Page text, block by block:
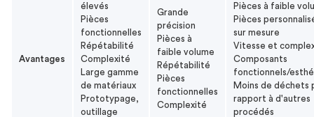
Avantages
élevés
Pièces
fonctionnelles
Répétabilité
Complexité
Large gamme
de matériaux
Prototypage,
outillage
Grande
précision
Pièces à
faible volume
Répétabilité
Pièces
fonctionnelles
Complexité
Pièces à faible
Pièces
sur mesure
Vitesse et
Composants
fonctionnels/
Moins de déchets
rapport à d'autres
procédés